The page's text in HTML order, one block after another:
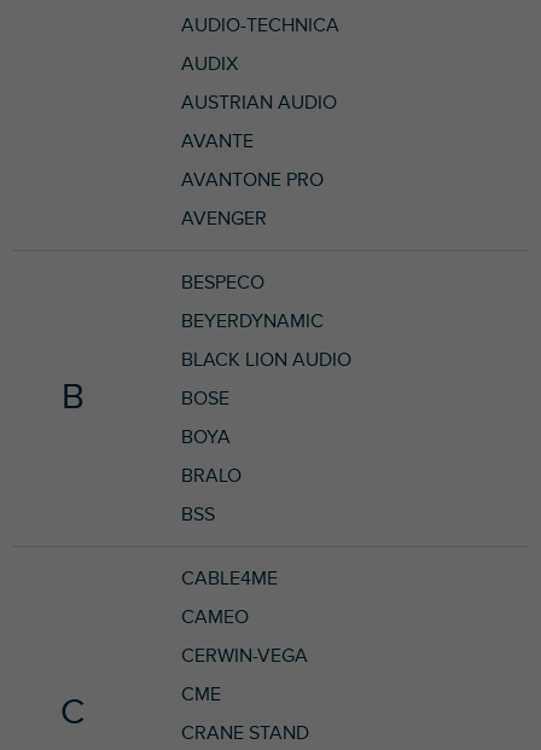
AUDIO-TECHNICA
AUDIX
AUSTRIAN AUDIO
AVANTE
AVANTONE PRO
AVENGER
B
BESPECO
BEYERDYNAMIC
BLACK LION AUDIO
BOSE
BOYA
BRALO
BSS
C
CABLE4ME
CAMEO
CERWIN-VEGA
CME
CRANE STAND